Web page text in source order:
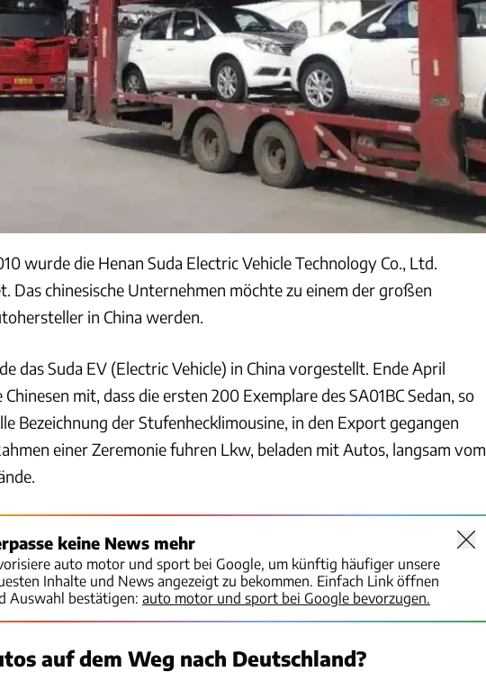
wurde die Henan Suda Electric Vehicle Technology Co., Ltd.
Das chinesische Unternehmen möchte zu einem der großen
in China werden.
das Suda EV (Electric Vehicle) in China vorgestellt. Ende April
mit, dass die ersten 200 Exemplare des SA01BC Sedan, so
Bezeichnung der Stufenhecklimousine, in den Export gegangen
einer Zeremonie fuhren Lkw, beladen mit Autos, langsam vom
keine News mehr
auto motor und sport bei Google, um künftig häufiger unsere
Inhalte und News angezeigt zu bekommen. Einfach Link öffnen
Auswahl bestätigen: auto motor und sport bei Google bevorzugen.
auf dem Weg nach Deutschland?